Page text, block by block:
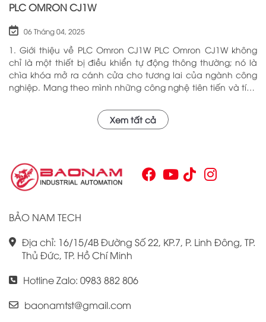
PLC OMRON CJ1W
06 Tháng 04, 2025
1. Giới thiệu về PLC Omron CJ1W PLC Omron CJ1W không
chỉ là một thiết bị điều khiển tự động thông thường; nó là
chìa khóa mở ra cánh cửa cho tương lai của ngành công
nghiệp. Mang theo mình những công nghệ tiên tiến và tính
mình qua nhiều năm phục vụ trong nhiều lĩnh vực khác
nhau. Với khả năng hoạt động ổn định và hiệu quả, sản
Chính vì vậy, việc nắm vững những thông tin cơ bản về PLC
Omron CJ1W là điều cần thiết cho bất kỳ ai muốn cải thiện
hiệu suất công việc của mình.
Xem tất cả
BẢO NAM TECH
Địa chỉ: 16/15/4B Đường Số 22, KP.7, P. Linh Đông, TP.
Thủ Đức, TP. Hồ Chí Minh
Hotline Zalo: 0983 882 806
baonamtst@gmail.com